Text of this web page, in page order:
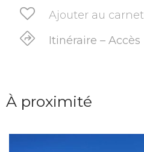
Ajouter au carnet
Itinéraire – Accès
À proximité